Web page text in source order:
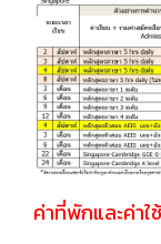
ค่าที่พักและค่าใ